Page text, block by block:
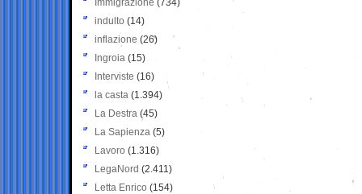
Immigrazione (734)
indulto (14)
inflazione (26)
Ingroia (15)
Interviste (16)
la casta (1.394)
La Destra (45)
La Sapienza (5)
Lavoro (1.316)
LegaNord (2.411)
Letta Enrico (154)